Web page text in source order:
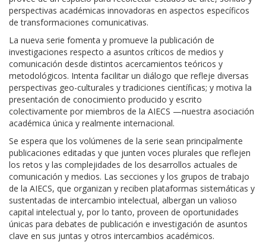
perspectivas académicas innovadoras en aspectos específicos
de transformaciones comunicativas.
La nueva serie fomenta y promueve la publicación de
investigaciones respecto a asuntos críticos de medios y
comunicación desde distintos acercamientos teóricos y
metodológicos. Intenta facilitar un diálogo que refleje diversas
perspectivas geo-culturales y tradiciones científicas; y motiva la
presentación de conocimiento producido y escrito
colectivamente por miembros de la AIECS —nuestra asociación
académica única y realmente internacional.
Se espera que los volúmenes de la serie sean principalmente
publicaciones editadas y que junten voces plurales que reflejen
los retos y las complejidades de los desarrollos actuales de
comunicación y medios. Las secciones y los grupos de trabajo
de la AIECS, que organizan y reciben plataformas sistemáticas y
sustentadas de intercambio intelectual, albergan un valioso
capital intelectual y, por lo tanto, proveen de oportunidades
únicas para debates de publicación e investigación de asuntos
clave en sus juntas y otros intercambios académicos.